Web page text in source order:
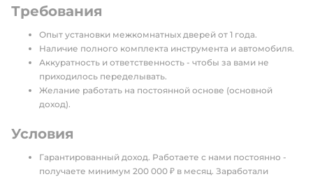
Требования
Опыт установки межкомнатных дверей от 1 года.
Наличие полного комплекта инструмента и автомобиля.
Аккуратность и ответственность - чтобы за вами не
приходилось переделывать.
Желание работать на постоянной основе (основной
доход).
Условия
Гарантированный доход. Работаете с нами постоянно -
получаете минимум 200 000 ₽ в месяц. Заработали